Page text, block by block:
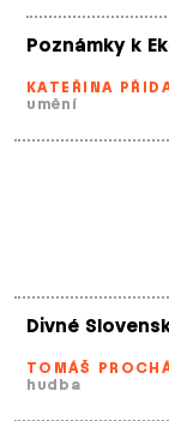
Poznámky k
KATEŘINA
umění
Divné
TOMÁŠ
hudba